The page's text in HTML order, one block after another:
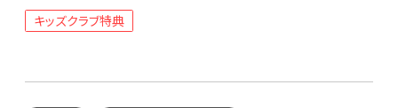
キッズクラブ特典